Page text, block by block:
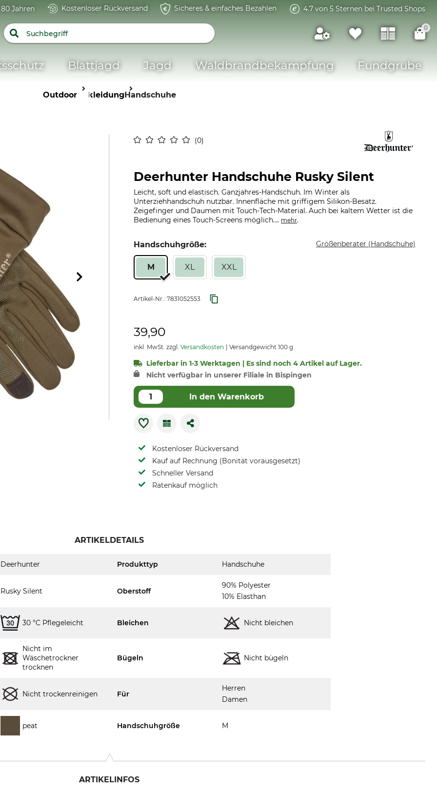
Jahren Kostenloser Rückversand Sicheres & einfaches Bezahlen 4.7 von 5 Sternen bei Trusted Shops
0
Blattjagd Jagd Waldbrandbekämpfung Fundgrube
OutdoorBekleidungHandschuhe
0
Deerhunter Handschuhe Rusky Silent
Leicht, soft und elastisch. Ganzjahres-Handschuh. Im Winter als
Unterziehhandschuh nutzbar. Innenfläche mit griffigem Silikon-Besatz.
Zeigefinger und Daumen mit Touch-Tech-Material. Auch bei kaltem Wetter ist die
Bedienung eines Touch-Screens möglich.... mehr.
Handschuhgröße: Größenberater (Handschuhe)
M XL XXL
Artikel-Nr.: 7831052553
39,90
inkl. MwSt. zzgl. Versandkosten Versandgewicht 100 g
Lieferbar in 1-3 Werktagen | Es sind noch 4 Artikel auf Lager.
Nicht verfügbar in unserer Filiale in Bispingen
In den Warenkorb
Kostenloser Rückversand
Kauf auf Rechnung (Bonität vorausgesetzt)
Schneller Versand
Ratenkauf möglich
ARTIKELDETAILS
Deerhunter Produkttyp Handschuhe
Rusky Silent Oberstoff
90% Polyester
10% Elasthan
30 °C Pflegeleicht Bleichen Nicht bleichen
Nicht im
Wäschetrockner
trocknen
Bügeln Nicht bügeln
Nicht trockenreinigen Für
Herren
Damen
peat Handschuhgröße M
ARTIKELINFOS